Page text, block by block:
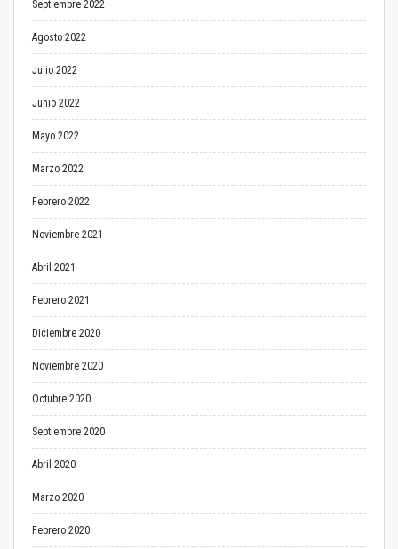
Septiembre 2022
Agosto 2022
Julio 2022
Junio 2022
Mayo 2022
Marzo 2022
Febrero 2022
Noviembre 2021
Abril 2021
Febrero 2021
Diciembre 2020
Noviembre 2020
Octubre 2020
Septiembre 2020
Abril 2020
Marzo 2020
Febrero 2020